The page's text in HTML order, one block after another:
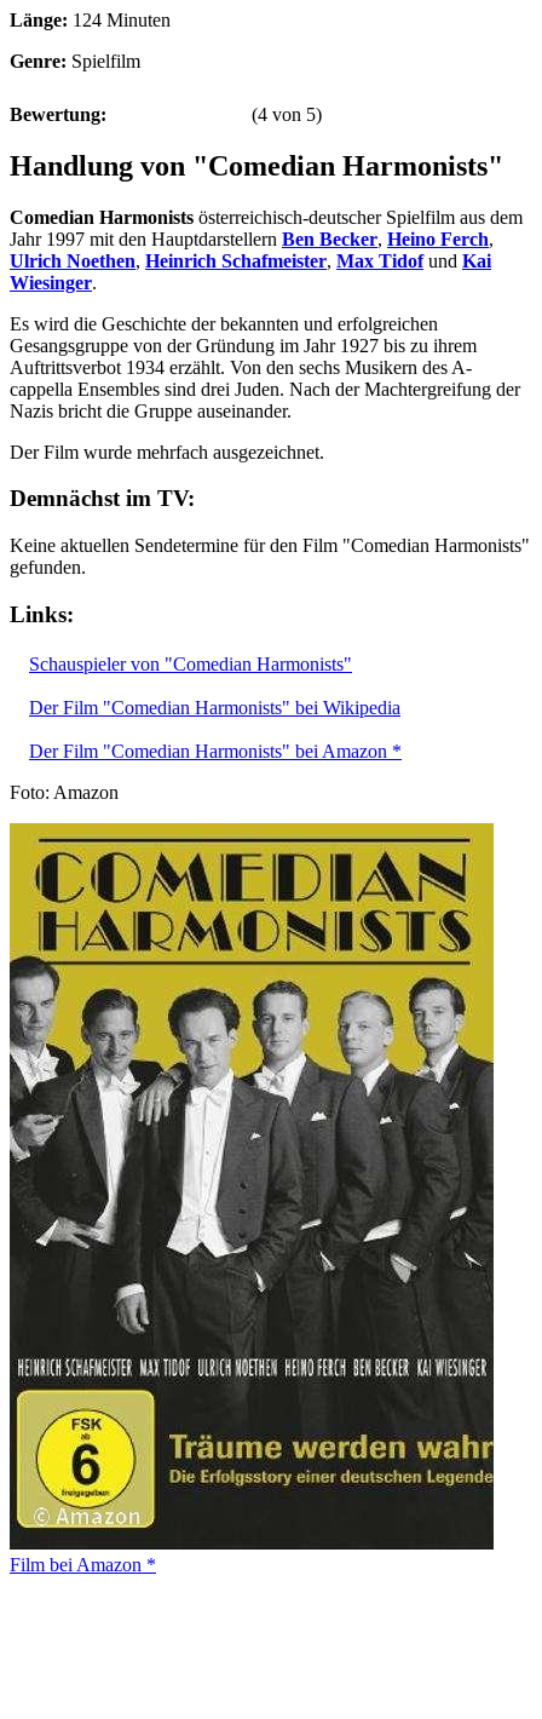
Länge: 124 Minuten
Genre: Spielfilm
Bewertung: (4 von 5)
Handlung von "Comedian Harmonists"
Comedian Harmonists österreichisch-deutscher Spielfilm aus dem
Jahr 1997 mit den Hauptdarstellern Ben Becker, Heino Ferch,
Ulrich Noethen, Heinrich Schafmeister, Max Tidofund Kai
Wiesinger.
Es wird die Geschichte der bekannten und erfolgreichen
Gesangsgruppe von der Gründung im Jahr 1927 bis zu ihrem
Auftrittsverbot 1934 erzählt. Von den sechs Musikern des A-
cappella Ensembles sind drei Juden. Nach der Machtergreifung der
Nazis bricht die Gruppe auseinander.
Der Film wurde mehrfach ausgezeichnet.
Demnächst im TV:
Keine aktuellen Sendetermine für den Film "Comedian Harmonists"
gefunden.
Links:
Schauspieler von "Comedian Harmonists"
Der Film "Comedian Harmonists" bei Wikipedia
Der Film "Comedian Harmonists" bei Amazon *
Foto: Amazon
Film bei Amazon *